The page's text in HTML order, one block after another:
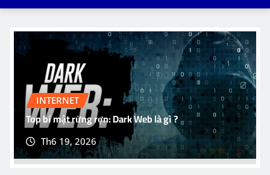
INTERNET
Top bí mật rừng rợn: Dark Web là gì ?
Th6 19, 2026